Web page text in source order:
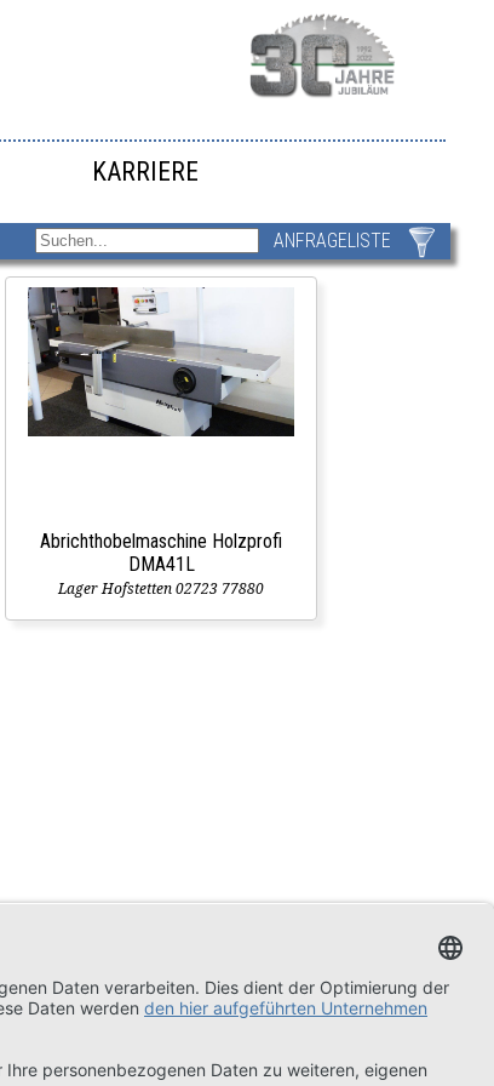
KARRIERE
ANFRAGELISTE
Abrichthobelmaschine Holzprofi
DMA41L
Lager Hofstetten 02723 77880